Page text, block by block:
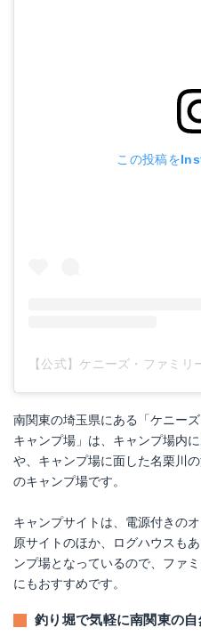
この投稿を
南関東の埼玉県にある「ケニー
キャンプ場」は、キャンプ場内
や、キャンプ場に面した名栗川
のキャンプ場です。
キャンプサイトは、電源付きの
原サイトのほか、ログハウスも
ンプ場となっているので、ファ
にもおすすめです。
釣り堀で気軽に南関東の